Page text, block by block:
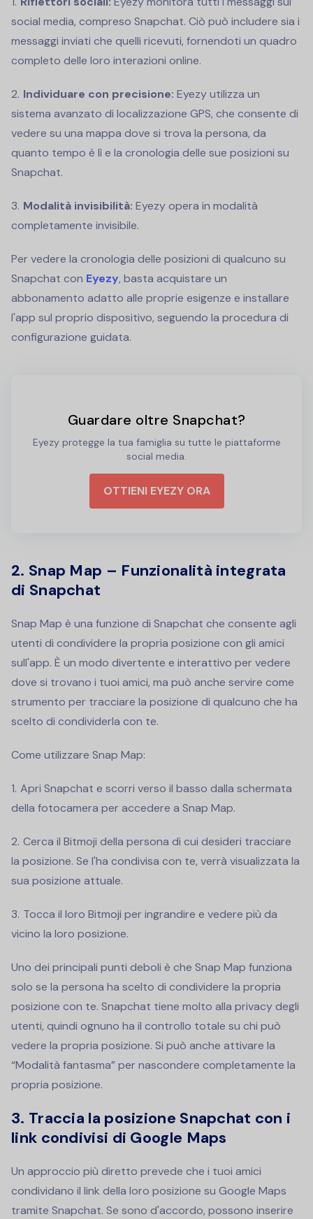
social media, compreso Snapchat. Ciò può includere sia i
messaggi inviati che quelli ricevuti, fornendoti un quadro
completo delle loro interazioni online.
Individuare con precisione: Eyezy utilizza un
sistema avanzato di localizzazione GPS, che consente di
vedere su una mappa dove si trova la persona, da
quanto tempo è lì e la cronologia delle sue posizioni su
Snapchat.
Modalità invisibilità: Eyezy opera in modalità
completamente invisibile.
Per vedere la cronologia delle posizioni di qualcuno su
Snapchat con Eyezy, basta acquistare un
abbonamento adatto alle proprie esigenze e installare
l'app sul proprio dispositivo, seguendo la procedura di
configurazione guidata.
Guardare oltre Snapchat?
Eyezy protegge la tua famiglia su tutte le piattaforme
social media.
OTTIENI EYEZY ORA
2. Snap Map – Funzionalità integrata
di Snapchat
Snap Map è una funzione di Snapchat che consente agli
utenti di condividere la propria posizione con gli amici
sull'app. È un modo divertente e interattivo per vedere
dove si trovano i tuoi amici, ma può anche servire come
strumento per tracciare la posizione di qualcuno che ha
scelto di condividerla con te.
Come utilizzare Snap Map:
Apri Snapchat e scorri verso il basso dalla schermata
della fotocamera per accedere a Snap Map.
Cerca il Bitmoji della persona di cui desideri tracciare
la posizione. Se l'ha condivisa con te, verrà visualizzata la
sua posizione attuale.
Tocca il loro Bitmoji per ingrandire e vedere più da
vicino la loro posizione.
Uno dei principali punti deboli è che Snap Map funziona
solo se la persona ha scelto di condividere la propria
posizione con te. Snapchat tiene molto alla privacy degli
utenti, quindi ognuno ha il controllo totale su chi può
vedere la propria posizione. Si può anche attivare la
“Modalità fantasma” per nascondere completamente la
propria posizione.
3. Traccia la posizione Snapchat con i
link condivisi di Google Maps
Un approccio più diretto prevede che i tuoi amici
condividano il link della loro posizione su Google Maps
tramite Snapchat. Se sono d'accordo, possono inserire